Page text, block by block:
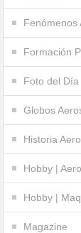
Fenómenos
Formación
Foto del Día
Globos
Historia
Hobby |
Hobby |
Magazine